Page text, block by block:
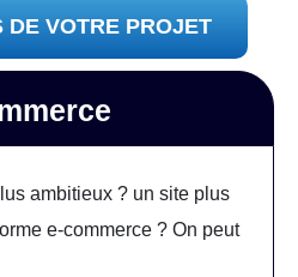
DE VOTRE PROJET
ambitieux ? un site plus
e-commerce ? On peut